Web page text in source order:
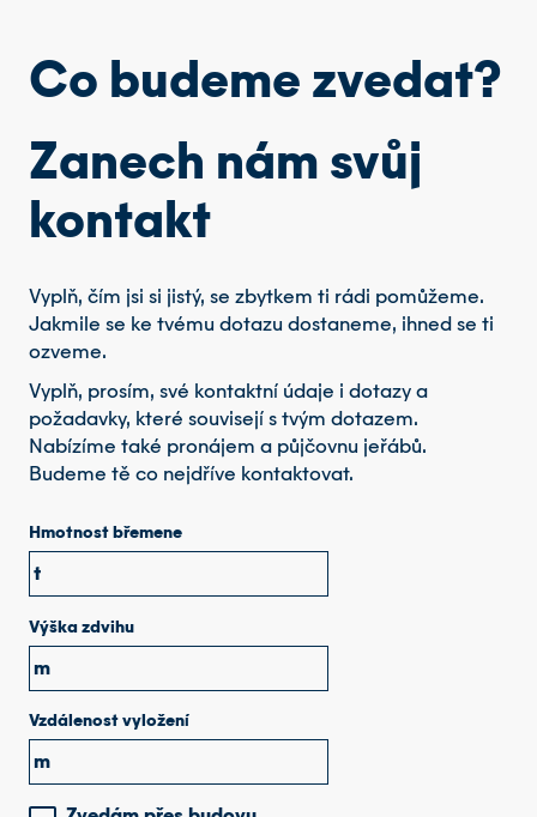
Co budeme zvedat?
Zanech nám svůj
kontakt
Vyplň, čím jsi si jistý, se zbytkem ti rádi pomůžeme.
Jakmile se ke tvému dotazu dostaneme, ihned se ti
ozveme.
Vyplň, prosím, své kontaktní údaje i dotazy a
požadavky, které souvisejí s tvým dotazem.
Nabízíme také pronájem a půjčovnu jeřábů.
Budeme tě co nejdříve kontaktovat.
Hmotnost břemene
t
Výška zdvihu
m
Vzdálenost vyložení
m